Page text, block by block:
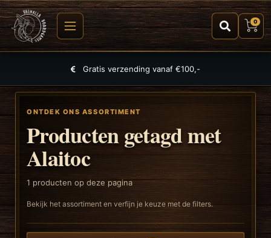
0
Gratis verzending vanaf €100,-
ONTDEK ONS ASSORTIMENT
Producten getagd met
Alaitoc
1 producten op deze pagina
Bekijk het assortiment en verfijn je keuze met de filters.